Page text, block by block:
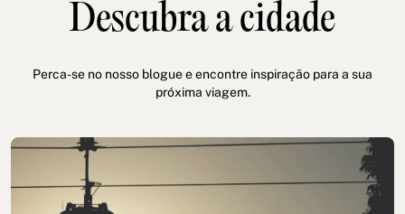
Descubra a cidade
Perca-se no nosso blogue e encontre inspiração para a sua
próxima viagem.